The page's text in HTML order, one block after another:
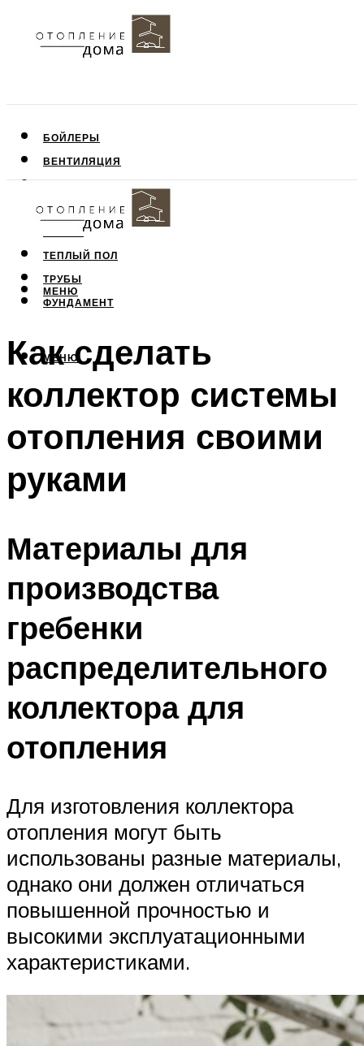
БОЙЛЕРЫ
ВЕНТИЛЯЦИЯ
ПОТОЛОК
СТЕНЫ
ТЕПЛЫЙ ПОЛ
ТРУБЫ
ФУНДАМЕНТ
МЕНЮ
МЕНЮ
Как сделать
коллектор системы
отопления своими
руками
Материалы для
производства
гребенки
распределительного
коллектора для
отопления
Для изготовления коллектора
отопления могут быть
использованы разные материалы,
однако они должен отличаться
повышенной прочностью и
высокими эксплуатационными
характеристиками.